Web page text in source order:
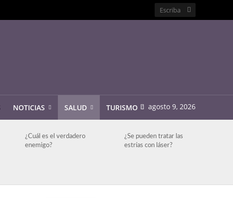
NOTICIAS SALUD TURISMO agosto 9, 2026
¿Cuál es el verdadero
enemigo?
¿Se pueden tratar las
estrías con láser?